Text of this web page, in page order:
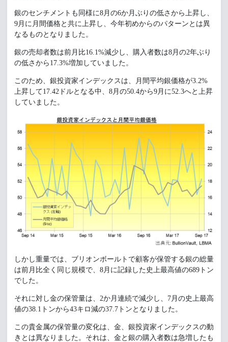
銀のセンチメントも同様に8月の6か月ぶりの低さから上昇し、
9月に月間価格と共に上昇し、今年初めからのパターンとは異
なるものとなりました。
銀の売却者数は前月比16.1%減少し、購入者数は8月の2年ぶり
の低さから17.3%増加していました。
このため、銀投資家インデックスは、月間平均銀価格が3.2%
上昇して17.42ドルとなる中、8月の50.4から9月に52.3へと上昇
していました。
しかし重量では、ブリオンボールトで顧客が保管する銀の総量
は前月比全く同じ規模で、8月に記録した史上最高値の689トン
でした。
それに対し金の保管量は、2か月連続で減少し、7月の史上最高
値の38.1トンから43キロ減の37.7トンとなりました。
この貴金属の保管量の変化は、金、銀投資家インデックスの動
きとは異なりました。それは、金と銀の購入者数は急増したも